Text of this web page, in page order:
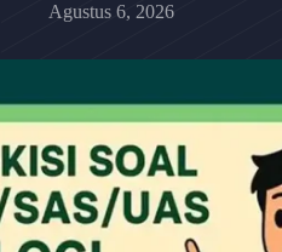
Agustus 6, 2026